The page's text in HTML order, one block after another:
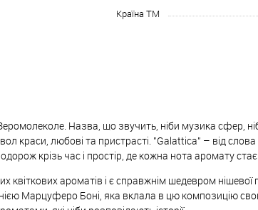
Країна ТМ
Назва, що звучить, ніби музика сфер,
краси, любові та пристрасті. "Galattica" – від слова
крізь час і простір, де кожна нота аромату
ароматів і є справжнім шедевром нішевої
Марцуферо Боні, яка вклала в цю композицію